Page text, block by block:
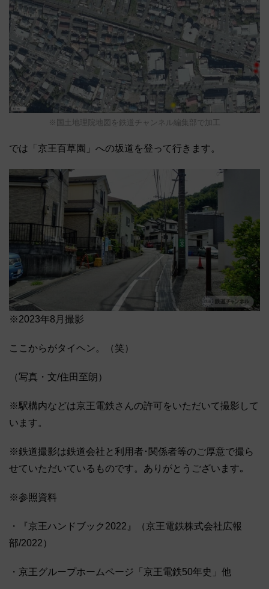
※国土地理院地図を鉄道チャンネル編集部で加工
では「京王百草園」への坂道を登って行きます。
※2023年8月撮影
ここからがタイヘン。（笑）
（写真・文/住田至朗）
※駅構内などは京王電鉄さんの許可をいただいて撮影して
います。
※鉄道撮影は鉄道会社と利用者･関係者等のご厚意で撮ら
せていただいているものです。ありがとうございます｡
※参照資料
・『京王ハンドブック2022』（京王電鉄株式会社広報
部/2022）
・京王グループホームページ「京王電鉄50年史」他